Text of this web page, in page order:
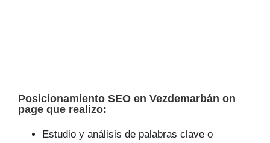
Posicionamiento SEO en Vezdemarbán on
page que realizo:
Estudio y análisis de palabras clave o